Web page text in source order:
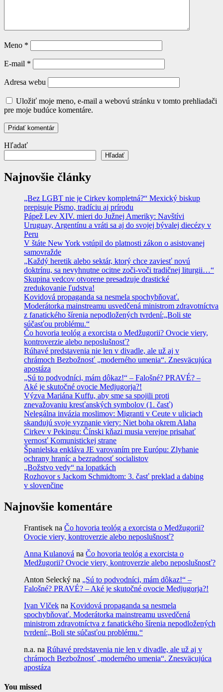
Meno *
E-mail *
Adresa webu
Uložiť moje meno, e-mail a webovú stránku v tomto prehliadači
pre moje budúce komentáre.
Hľadať
Hľadať
Najnovšie články
„Bez LGBT nie je Cirkev kompletná?“ Mexický biskup
prepisuje Písmo, tradíciu aj prírodu
Pápež Lev XIV. mieri do Južnej Ameriky: Navštívi
Uruguay, Argentínu a vráti sa aj do svojej bývalej diecézy v
Peru
V štáte New York vstúpil do platnosti zákon o asistovanej
samovražde
„Každý heretik alebo sektár, ktorý chce zaviesť novú
doktrínu, sa nevyhnutne ocitne zoči-voči tradičnej liturgii…“
Skupina vedcov otvorene presadzuje drastické
zredukovanie ľudstva!
Kovidová propaganda sa nesmela spochybňovať.
Moderátorka mainstreamu usvedčená ministrom zdravotníctva
z fanatického šírenia nepodložených tvrdení:„Boli ste
súčasťou problému.“
Čo hovoria teológ a exorcista o Medžugorii? Ovocie viery,
kontroverzie alebo neposlušnosť?
Rúhavé predstavenia nie len v divadle, ale už aj v
chrámoch Bezbožnosť „moderného umenia“. Znesväcujúca
apostáza
„Sú to podvodníci, mám dôkaz!“ – Falošné? PRAVÉ? –
Aké je skutočné ovocie Medjugorja?!
Výzva Mariána Kuffu, aby sme sa spojili proti
znevažovaniu kresťanských symbolov (1. časť)
Nelegálna invázia moslimov: Migranti v Ceute v uliciach
skandujú svoje vyznanie viery: Niet boha okrem Alaha
Cirkev v Pekingu: Čínski kňazi musia verejne prisahať
vernosť Komunistickej strane
Španielska enkláva JE varovaním pre Európu: Zlyhanie
ochrany hraníc a bezradnosť socialistov
„Božstvo vedy“ na lopatkách
Rozhovor s Jackom Schmidtom: 3. časť preklad a dabing
v slovenčine
Najnovšie komentáre
Frantisek na Čo hovoria teológ a exorcista o Medžugorii?
Ovocie viery, kontroverzie alebo neposlušnosť?
Anna Kulanová na Čo hovoria teológ a exorcista o
Medžugorii? Ovocie viery, kontroverzie alebo neposlušnosť?
Anton Selecký na „Sú to podvodníci, mám dôkaz!“ –
Falošné? PRAVÉ? – Aké je skutočné ovocie Medjugorja?!
Ivan Vlček na Kovidová propaganda sa nesmela
spochybňovať. Moderátorka mainstreamu usvedčená
ministrom zdravotníctva z fanatického šírenia nepodložených
tvrdení:„Boli ste súčasťou problému.“
n.a. na Rúhavé predstavenia nie len v divadle, ale už aj v
chrámoch Bezbožnosť „moderného umenia“. Znesväcujúca
apostáza
You missed